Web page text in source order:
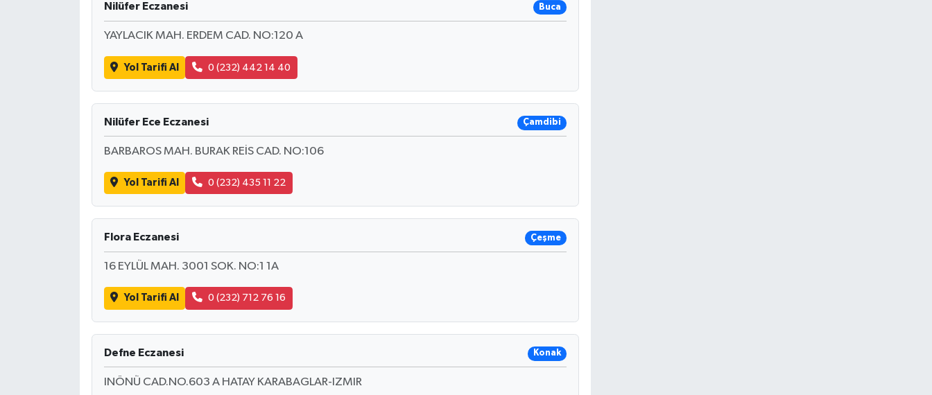
Nilüfer Eczanesi Buca
YAYLACIK MAH. ERDEM CAD. NO:120 A
Yol Tarifi Al 0 (232) 442 14 40
Nilüfer Ece Eczanesi Çamdibi
BARBAROS MAH. BURAK REİS CAD. NO:106
Yol Tarifi Al 0 (232) 435 11 22
Flora Eczanesi Çeşme
16 EYLÜL MAH. 3001 SOK. NO:1 1A
Yol Tarifi Al 0 (232) 712 76 16
Defne Eczanesi Konak
INÖNÜ CAD.NO.603 A HATAY KARABAGLAR-IZMIR